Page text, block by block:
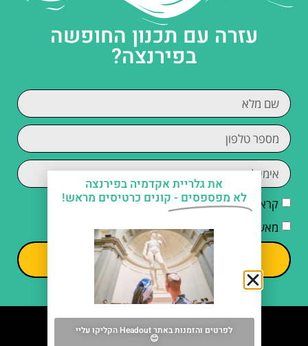
עזרה עם תכנון החופשה
בפירנצה?
קראתי והסכמתי למדיניות הפרטיות
מאשר/ת קבלת דיוור וחומרים פרסומיים
שליחה
את גלריית אקדמיה בפירנצה
לא מפספסים - קונים כרטיסים מראש!
לפרטים והזמנות באתר Headout הקליקו עליי
😊